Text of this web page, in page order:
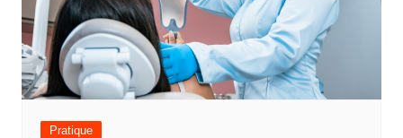
Pratique